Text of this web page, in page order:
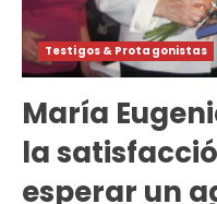
Testigos & Protagonistas
María
la
esperar un